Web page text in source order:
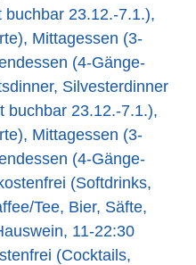
buchbar 23.12.-7.1.),
Mittagessen (3-
(4-Gänge-
Silvesterdinner
buchbar 23.12.-7.1.),
Mittagessen (3-
(4-Gänge-
(Softdrinks,
Tee, Bier, Säfte,
11-22:30
(Cocktails,